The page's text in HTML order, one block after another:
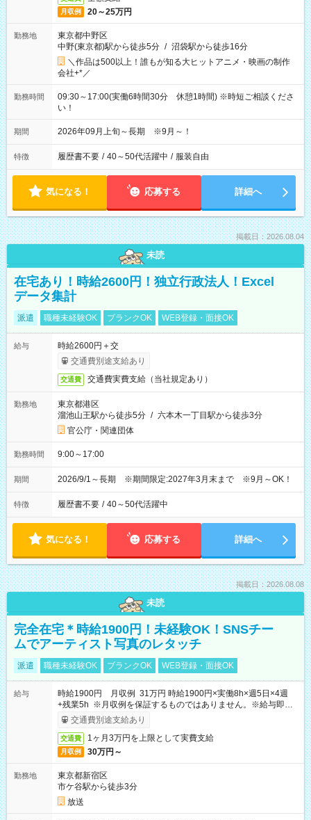
月収例 20～25万円
勤務地
東京都中野区
中野(東京都)駅から徒歩5分 / 沼袋駅から徒歩16分
＼作品は500以上！誰もが知る大ヒットアニメ・映画の制作
会社+*／
勤務時間
09:30～17:00(実働6時間30分 休憩1時間) ※時短ご相談くださ
い！
期間 2026年09月上旬～長期 ※9月～！
特徴 履歴書不要 / 40～50代活躍中 / 服装自由
気になる！ 応募する 詳細へ
掲載日：2026.08.04
未読
在宅あり！時給2600円！独立行政法人！Excel
データ集計
派遣 職種未経験OK ブランクOK WEB登録・面接OK
給与
時給2600円＋交
交通費別途支給あり
交通費 交通費実費支給（当社規定あり）
勤務地
東京都港区
溜池山王駅から徒歩5分 / 六本木一丁目駅から徒歩3分
官公庁・関連団体
勤務時間 9:00～17:00
期間 2026/9/1～長期 ※期間限定:2027年3月末まで ※9月～OK！
特徴 履歴書不要 / 40～50代活躍中
気になる！ 応募する 詳細へ
掲載日：2026.08.08
未読
完全在宅＊時給1900円！未経験OK！SNSチー
ムでアーティスト写真のレタッチ
派遣 職種未経験OK ブランクOK WEB登録・面接OK
給与
時給1900円 月収例 31万円 時給1900円×実働8h×週5日×4週
+残業5h ※月収例を保証するものではありません。※給与即受
取りサービス利用可（利用条件有）
交通費別途支給あり
交通費 1ヶ月3万円を上限として実費支給
月収例 30万円～
勤務地
東京都新宿区
市ケ谷駅から徒歩3分
放送